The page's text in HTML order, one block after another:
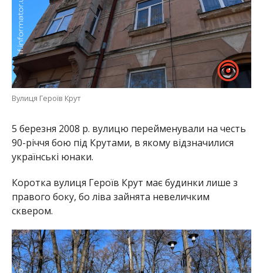
Вулиця Героїв Крут
5 березня 2008 р. вулицю перейменували на честь
90-річчя бою під Крутами, в якому відзначилися
українські юнаки.
Коротка вулиця Героїв Крут має будинки лише з
правого боку, бо ліва зайнята невеличким
сквером.